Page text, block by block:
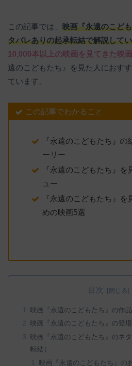
この記事では、 映画『永遠のこど
タバレありの起承転結で解説して
10,000本以上の映画を見てきた映
遠のこどもたち』を見た人におす
ています。
この記事でわかること
『永遠のこどもたち』の
ーリー
『永遠のこどもたち』を
ュー
『永遠のこどもたち』を
めの映画5選
目次
映画『永遠のこどもたち』の作
映画『永遠のこどもたち』の登
映画『永遠のこどもたち』のネ
転結）
映画『永遠のこどもたち』の